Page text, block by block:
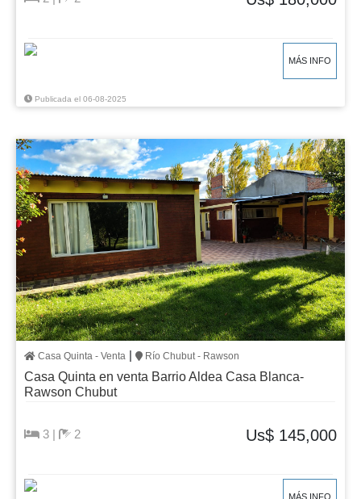
MÁS INFO
Publicada el 06-08-2025
Casa Quinta - Venta | Río Chubut - Rawson
Casa Quinta en venta Barrio Aldea Casa Blanca-
Rawson Chubut
3 | 2 Us$ 145,000
MÁS INFO